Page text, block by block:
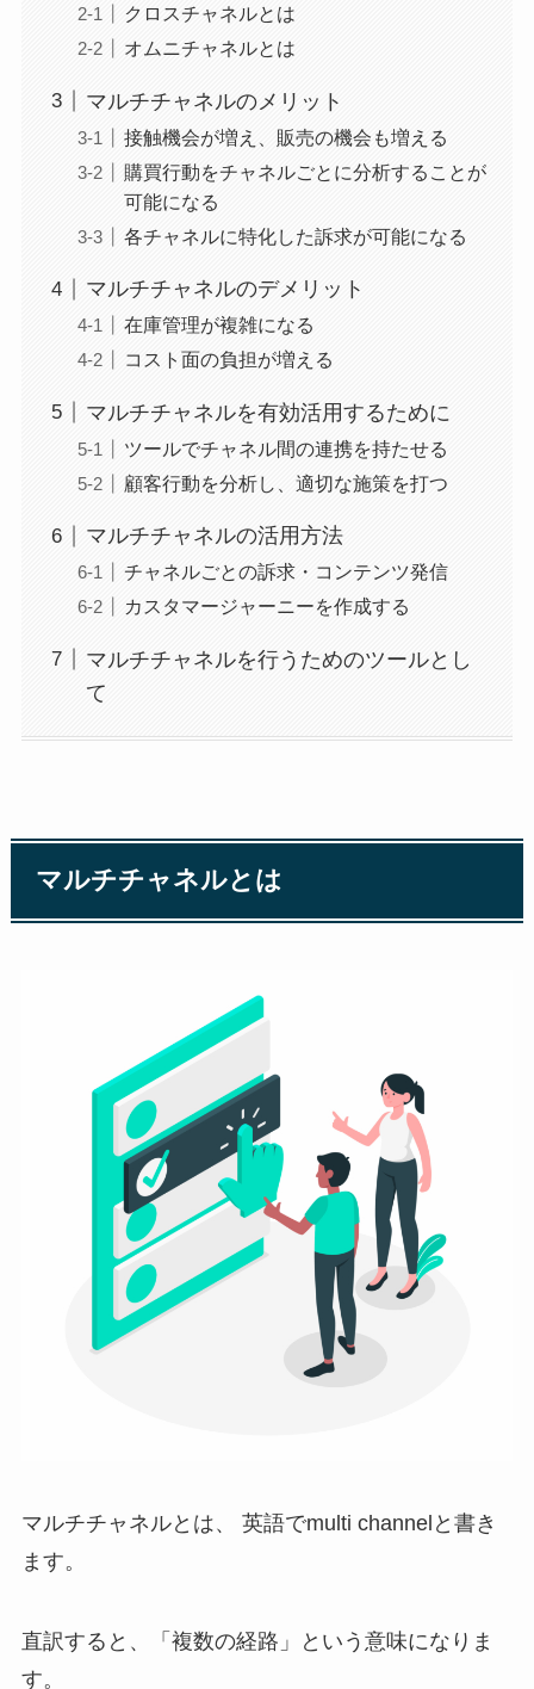
クロスチャネルとは
オムニチャネルとは
マルチチャネルのメリット
接触機会が増え、販売の機会も増える
購買行動をチャネルごとに分析することが
可能になる
各チャネルに特化した訴求が可能になる
マルチチャネルのデメリット
在庫管理が複雑になる
コスト面の負担が増える
マルチチャネルを有効活用するために
ツールでチャネル間の連携を持たせる
顧客行動を分析し、適切な施策を打つ
マルチチャネルの活用方法
チャネルごとの訴求・コンテンツ発信
カスタマージャーニーを作成する
マルチチャネルを行うためのツールとし
て
マルチチャネルとは
マルチチャネルとは、 英語でmulti channelと書き
ます。
直訳すると、「複数の経路」という意味になりま
す。